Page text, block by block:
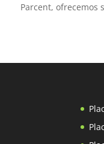
Parcent, ofrecemos